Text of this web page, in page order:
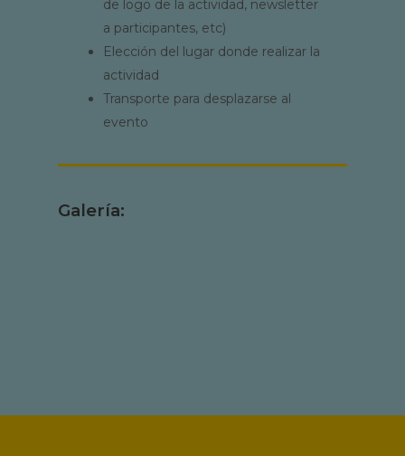
de logo de la actividad, newsletter
a participantes, etc)
Elección del lugar donde realizar la
actividad
Transporte para desplazarse al
evento
Galería: